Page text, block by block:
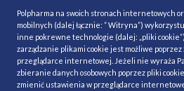
PRACA
PRODUKTY
Polpharma na swoich stronach internetowych
mobilnych (dalej łącznie: ” Witryna”)
inne pokrewne technologie (dalej: „pliki
zarządzanie plikami cookie jest możliwe
przeglądarce internetowej. Jeżeli nie wyraża
zbieranie danych osobowych poprzez pliki
zmienić ustawienia w przeglądarce